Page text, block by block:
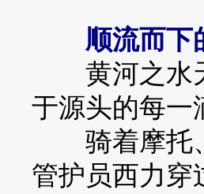
顺流而下
黄河之水天
于源头的每一
骑着摩托、
管护员西力穿